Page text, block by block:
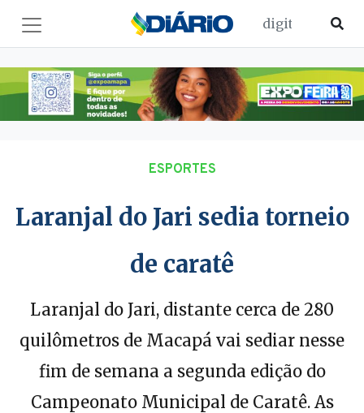
ESPORTES
Laranjal do Jari sedia torneio
de caratê
Laranjal do Jari, distante cerca de 280
quilômetros de Macapá vai sediar nesse
fim de semana a segunda edição do
Campeonato Municipal de Caratê. As